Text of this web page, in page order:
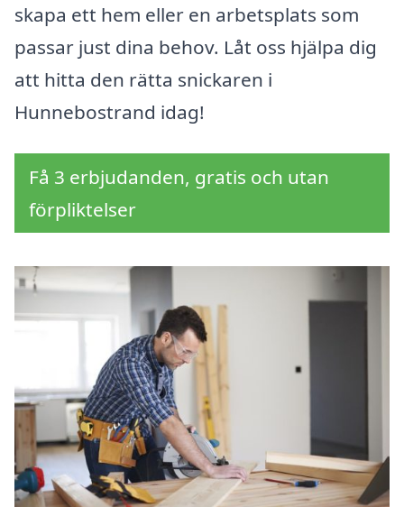
skapa ett hem eller en arbetsplats som
passar just dina behov. Låt oss hjälpa dig
att hitta den rätta snickaren i
Hunnebostrand idag!
Få 3 erbjudanden, gratis och utan
förpliktelser